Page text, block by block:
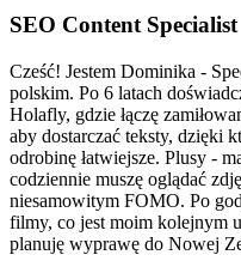
SEO Content Specialist
Cześć! Jestem Dominika -
polskim. Po 6 latach
Holafly, gdzie łączę
aby dostarczać teksty, dzięki
odrobinę łatwiejsze. Plusy -
codziennie muszę oglądać
niesamowitym FOMO. Po
filmy, co jest moim kolejnym
planuję wyprawę do Nowej